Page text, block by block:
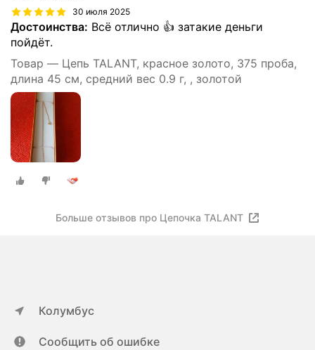
30 июля 2025
Достоинства: Всё отлично 👍 затакие деньги
пойдёт.
Товар — Цепь TALANT, красное золото, 375 проба,
длина 45 см, средний вес 0.9 г, , золотой
Больше отзывов про Цепочка TALANT
Колумбус
Сообщить об ошибке